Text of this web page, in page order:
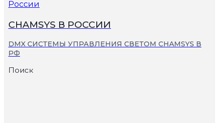
СHAMSYS В РОССИИ
DMX СИСТЕМЫ УПРАВЛЕНИЯ СВЕТОМ CHAMSYS В
РФ
Поиск